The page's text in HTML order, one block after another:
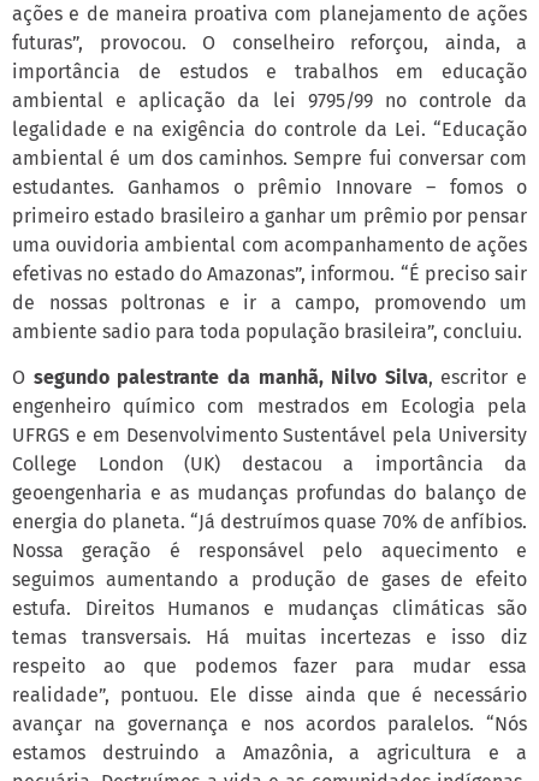
ações e de maneira proativa com planejamento de ações
futuras”, provocou. O conselheiro reforçou, ainda, a
importância de estudos e trabalhos em educação
ambiental e aplicação da lei 9795/99 no controle da
legalidade e na exigência do controle da Lei. “Educação
ambiental é um dos caminhos. Sempre fui conversar com
estudantes. Ganhamos o prêmio Innovare – fomos o
primeiro estado brasileiro a ganhar um prêmio por pensar
uma ouvidoria ambiental com acompanhamento de ações
efetivas no estado do Amazonas”, informou. “É preciso sair
de nossas poltronas e ir a campo, promovendo um
ambiente sadio para toda população brasileira”, concluiu.
O segundo palestrante da manhã, Nilvo Silva, escritor e
engenheiro químico com mestrados em Ecologia pela
UFRGS e em Desenvolvimento Sustentável pela University
College London (UK) destacou a importância da
geoengenharia e as mudanças profundas do balanço de
energia do planeta. “Já destruímos quase 70% de anfíbios.
Nossa geração é responsável pelo aquecimento e
seguimos aumentando a produção de gases de efeito
estufa. Direitos Humanos e mudanças climáticas são
temas transversais. Há muitas incertezas e isso diz
respeito ao que podemos fazer para mudar essa
realidade”, pontuou. Ele disse ainda que é necessário
avançar na governança e nos acordos paralelos. “Nós
estamos destruindo a Amazônia, a agricultura e a